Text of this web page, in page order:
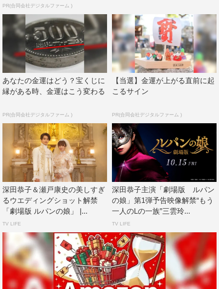
露するシーンの撮影に挑んだという。
解禁となった場面写真は、深田演じる華の“泥棒スーツ”変
身シーンを切り取ったカットや、Lの一族が華と和馬の新
婚旅行で訪れたディーベンブルク王国でのワンシーンを映
し出したカット。
史上最大のお宝である王家の秘宝を盗み出すため、難攻不
落の城への潜入方法を会議中のLの一族と、世界を股に掛
ける大泥棒・円城寺豪（市村正親）。いつになく真剣な一
族の様子から、ミッションの困難さが感じ取れる。さら
PR(合同会社デジタルファーム )
あなたの金運はどう？宝くじに
縁がある時、金運はこう変わる
PR(合同会社デジタルファーム )
【当選】金運が上がる直前に起
こるサイン
PR(合同会社デジタルファーム )
深田恭子＆瀬戸康史の美しすぎ
るウエディングショット解禁
「劇場版 ルパンの娘」 |...
TV LIFE
深田恭子主演「劇場版 ルパン
の娘」第1弾予告映像解禁“もう
一人のLの一族”三雲玲...
TV LIFE